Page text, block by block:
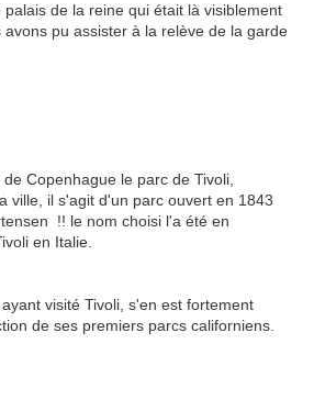
de la reine qui était là visiblement
pu assister à la relève de la garde
Copenhague le parc de Tivoli,
ville, il s'agit d'un parc ouvert en 1843
!! le nom choisi l'a été en
en Italie.
visité Tivoli, s'en est fortement
de ses premiers parcs californiens.